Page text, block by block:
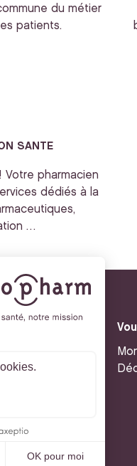
du métier
patients.
SANTE
Votre pharmacien
dédiés à la
…
service
Patient